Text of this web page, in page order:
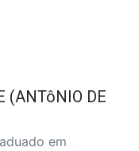
(ANTôNIO DE
em